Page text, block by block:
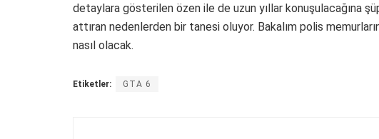
detaylara gösterilen özen ile de uzun yıllar konuşulacağına
attıran nedenlerden bir tanesi oluyor. Bakalım polis
nasıl olacak.
Etiketler: GTA 6